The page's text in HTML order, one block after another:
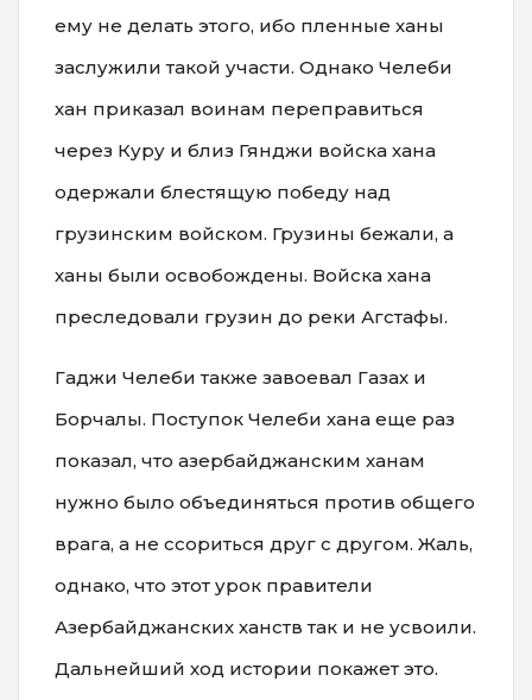
ему не делать этого, ибо пленные ханы
заслужили такой участи. Однако Челеби
хан приказал воинам переправиться
через Куру и близ Гянджи войска хана
одержали блестящую победу над
грузинским войском. Грузины бежали, а
ханы были освобождены. Войска хана
преследовали грузин до реки Агстафы.
Гаджи Челеби также завоевал Газах и
Борчалы. Поступок Челеби хана еще раз
показал, что азербайджанским ханам
нужно было объединяться против общего
врага, а не ссориться друг с другом. Жаль,
однако, что этот урок правители
Азербайджанских ханств так и не усвоили.
Дальнейший ход истории покажет это.